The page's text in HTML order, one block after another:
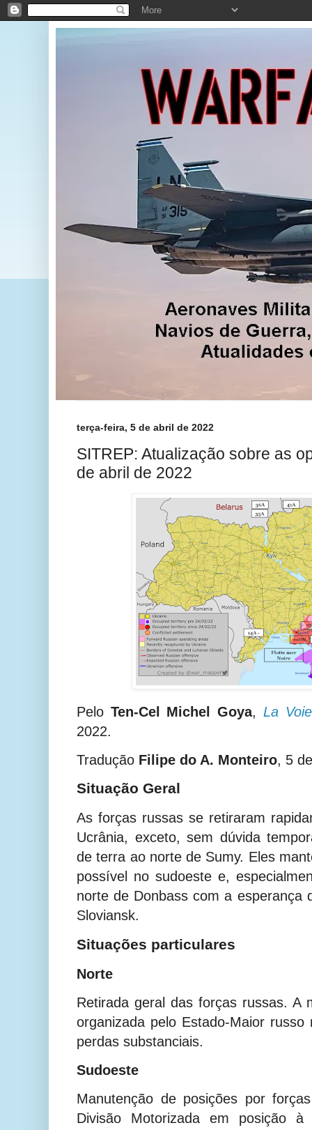
terça-feira, 5 de abril de 2022
SITREP: Atualização sobre as
de abril de 2022
Pelo Ten-Cel Michel Goya, La
2022.
Tradução Filipe do A. Monteiro, 5
Situação Geral
As forças russas se retiraram
Ucrânia, exceto, sem dúvida
de terra ao norte de Sumy. Eles
possível no sudoeste e,
norte de Donbass com a esperança
Sloviansk.
Situações particulares
Norte
Retirada geral das forças russas. A
organizada pelo Estado-Maior
perdas substanciais.
Sudoeste
Manutenção de posições por
Divisão Motorizada em posição